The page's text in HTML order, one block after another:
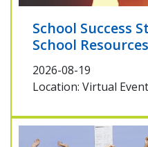
School Success
School
2026-08-19
Location: Virtual